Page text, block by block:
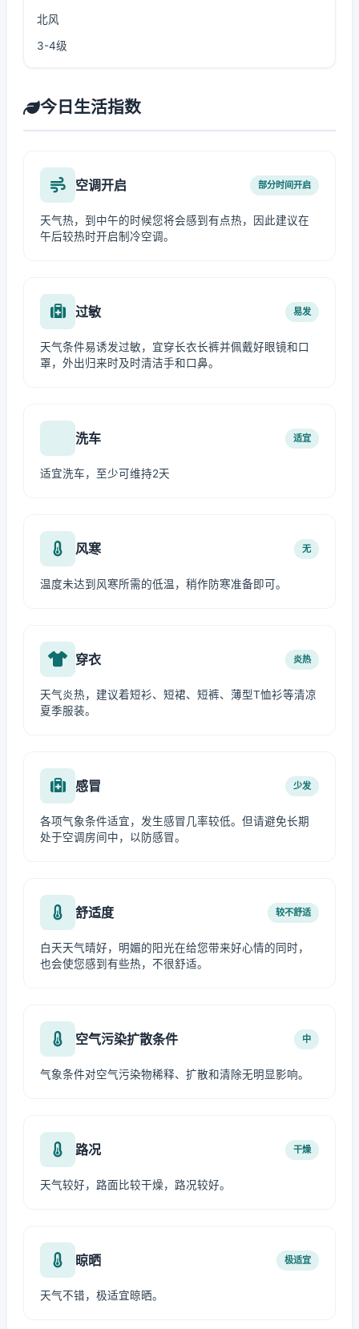
北风
3-4级
今日生活指数
空调开启 部分时间开启
天气热，到中午的时候您将会感到有点热，因此建议在
午后较热时开启制冷空调。
过敏 易发
天气条件易诱发过敏，宜穿长衣长裤并佩戴好眼镜和口
罩，外出归来时及时清洁手和口鼻。
洗车 适宜
适宜洗车，至少可维持2天
风寒 无
温度未达到风寒所需的低温，稍作防寒准备即可。
穿衣 炎热
天气炎热，建议着短衫、短裙、短裤、薄型T恤衫等清凉
夏季服装。
感冒 少发
各项气象条件适宜，发生感冒几率较低。但请避免长期
处于空调房间中，以防感冒。
舒适度 较不舒适
白天天气晴好，明媚的阳光在给您带来好心情的同时，
也会使您感到有些热，不很舒适。
空气污染扩散条件 中
气象条件对空气污染物稀释、扩散和清除无明显影响。
路况 干燥
天气较好，路面比较干燥，路况较好。
晾晒 极适宜
天气不错，极适宜晾晒。